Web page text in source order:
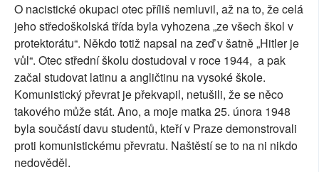
O nacistické okupaci otec příliš nemluvil, až na to, že celá
jeho středoškolská třída byla vyhozena „ze všech škol v
protektorátu“. Někdo totiž napsal na zeď v šatně „Hitler je
vůl“. Otec střední školu dostudoval v roce 1944, a pak
začal studovat latinu a angličtinu na vysoké škole.
Komunistický převrat je překvapil, netušili, že se něco
takového může stát. Ano, a moje matka 25. února 1948
byla součástí davu studentů, kteří v Praze demonstrovali
proti komunistickému převratu. Naštěstí se to na ni nikdo
nedověděl.